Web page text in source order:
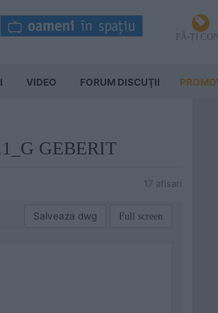
FĂ-ȚI
VIDEO FORUM DISCUŢII
GEBERIT
17 afisari
Salveaza dwg Full screen